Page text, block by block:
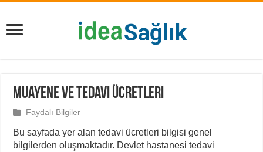
Muayene ve Tedavi Ücretleri
Faydalı Bilgiler
Bu sayfada yer alan tedavi ücretleri bilgisi genel
bilgilerden oluşmaktadır. Devlet hastanesi tedavi